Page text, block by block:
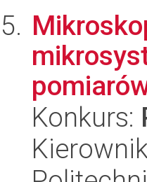
Konkurs: